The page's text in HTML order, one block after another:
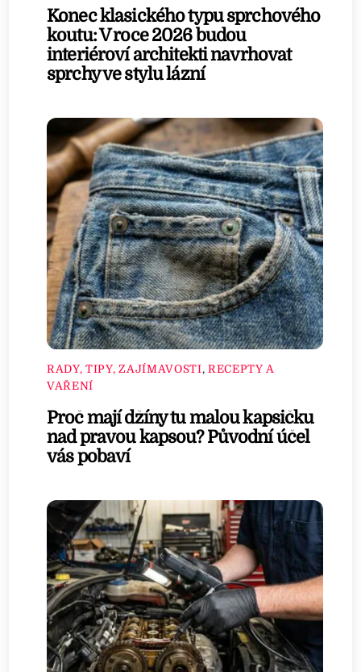
Konec klasického typu sprchového
koutu: V roce 2026 budou
interiéroví architekti navrhovat
sprchy ve stylu lázní
RADY, TIPY, ZAJÍMAVOSTI, RECEPTY A
VAŘENÍ
Proč mají džíny tu malou kapsičku
nad pravou kapsou? Původní účel
vás pobaví